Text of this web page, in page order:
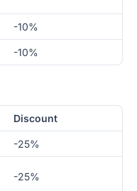
-10%
-10%
Discount
-25%
-25%